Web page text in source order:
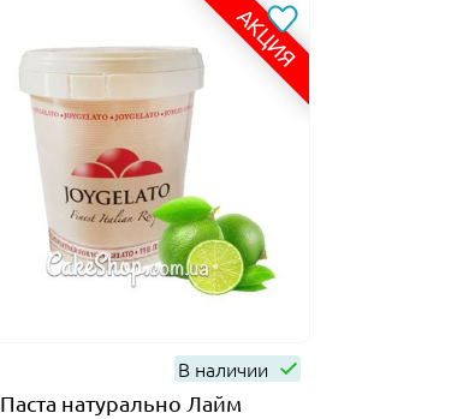
АКЦИЯ
В наличии
Паста натурально Лайм